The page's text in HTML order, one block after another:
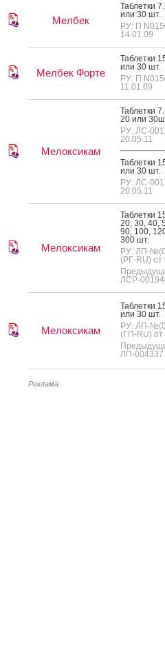
Мелбек
Таб­летки
или 30 шт.
РУ: П
14.01.09
Мелбек Форте
Таб­летки
или 30 шт.
РУ: П
11.01.09
Мелоксикам
Таб­летки
20 или
РУ: ЛС-
20.05.11
Таб­летки
или 30 шт.
РУ: ЛС-
20.05.11
Мелоксикам
Таб­летки
20, 30, 40,
90, 100,
300 шт.
РУ: ЛП-
(РГ-RU) от
ЛСР-
Мелоксикам
Таб­летки
или 30 шт.
РУ: ЛП-
(ГП-RU) от
ЛП-004337
Реклама